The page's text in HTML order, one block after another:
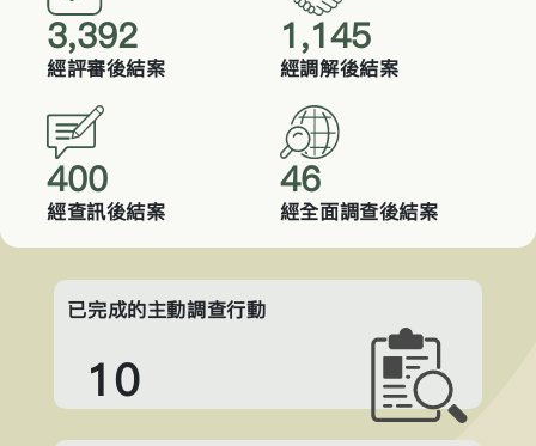
3,421
經評審後結案
1,145
經調解後結案
400
經查訊後結案
46
經全面調查後結案
已完成的主動調查行動
10